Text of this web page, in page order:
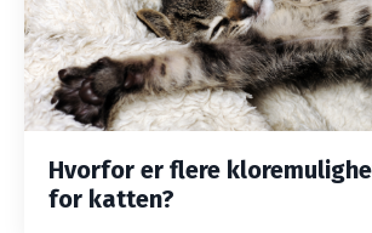
Hvorfor er flere
for katten?